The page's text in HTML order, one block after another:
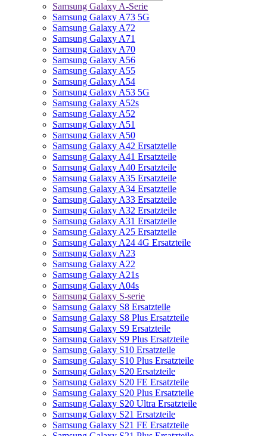
Samsung Galaxy A-Serie
Samsung Galaxy A73 5G
Samsung Galaxy A72
Samsung Galaxy A71
Samsung Galaxy A70
Samsung Galaxy A56
Samsung Galaxy A55
Samsung Galaxy A54
Samsung Galaxy A53 5G
Samsung Galaxy A52s
Samsung Galaxy A52
Samsung Galaxy A51
Samsung Galaxy A50
Samsung Galaxy A42 Ersatzteile
Samsung Galaxy A41 Ersatzteile
Samsung Galaxy A40 Ersatzteile
Samsung Galaxy A35 Ersatzteile
Samsung Galaxy A34 Ersatzteile
Samsung Galaxy A33 Ersatzteile
Samsung Galaxy A32 Ersatzteile
Samsung Galaxy A31 Ersatzteile
Samsung Galaxy A25 Ersatzteile
Samsung Galaxy A24 4G Ersatzteile
Samsung Galaxy A23
Samsung Galaxy A22
Samsung Galaxy A21s
Samsung Galaxy A04s
Samsung Galaxy S-serie
Samsung Galaxy S8 Ersatzteile
Samsung Galaxy S8 Plus Ersatzteile
Samsung Galaxy S9 Ersatzteile
Samsung Galaxy S9 Plus Ersatzteile
Samsung Galaxy S10 Ersatzteile
Samsung Galaxy S10 Plus Ersatzteile
Samsung Galaxy S20 Ersatzteile
Samsung Galaxy S20 FE Ersatzteile
Samsung Galaxy S20 Plus Ersatzteile
Samsung Galaxy S20 Ultra Ersatzteile
Samsung Galaxy S21 Ersatzteile
Samsung Galaxy S21 FE Ersatzteile